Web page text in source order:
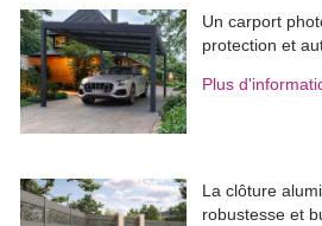
Un carport
protection et
Plus
La clôture
robustesse et